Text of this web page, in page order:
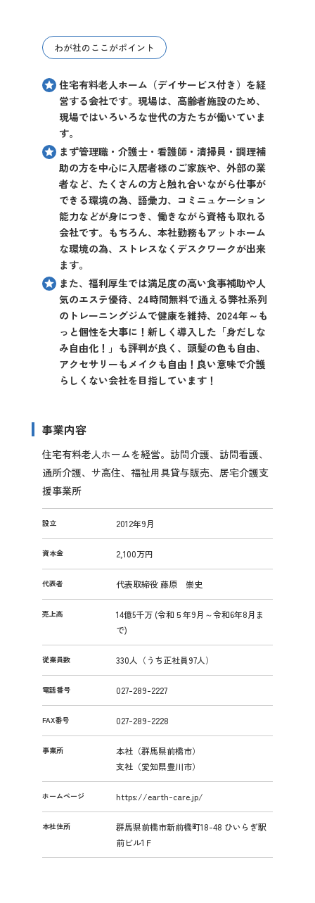
わが社のここがポイント
住宅有料老人ホーム（デイサービス付き）を経
営する会社です。現場は、高齢者施設のため、
現場ではいろいろな世代の方たちが働いていま
す。
まず管理職・介護士・看護師・清掃員・調理補
助の方を中心に入居者様のご家族や、外部の業
者など、たくさんの方と触れ合いながら仕事が
できる環境の為、語彙力、コミニュケーション
能力などが身につき、働きながら資格も取れる
会社です。もちろん、本社勤務もアットホーム
な環境の為、ストレスなくデスクワークが出来
ます。
また、福利厚生では満足度の高い食事補助や人
気のエステ優待、24時間無料で通える弊社系列
のトレーニングジムで健康を維持、2024年～も
っと個性を大事に！新しく導入した「身だしな
み自由化！」も評判が良く、頭髪の色も自由、
アクセサリーもメイクも自由！良い意味で介護
らしくない会社を目指しています！
事業内容
住宅有料老人ホームを経営。訪問介護、訪問看護、
通所介護、サ高住、福祉用具貸与販売、居宅介護支
援事業所
設立 2012年9月
資本金 2,100万円
代表者 代表取締役 藤原 崇史
売上高
14億5千万 (令和５年9月～令和6年8月ま
で)
従業員数 330人（うち正社員97人）
電話番号 027-289-2227
FAX番号 027-289-2228
事業所
本社（群馬県前橋市）
支社（愛知県豊川市）
ホームページ https://earth-care.jp/
本社住所
群馬県前橋市新前橋町18-48 ひいらぎ駅
前ビル1Ｆ